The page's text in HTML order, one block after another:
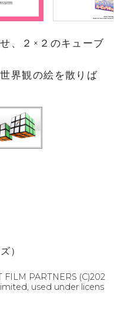
、２×２のキューブ
界観の絵を散りば
）
PARTNERS (C)202
used under licens